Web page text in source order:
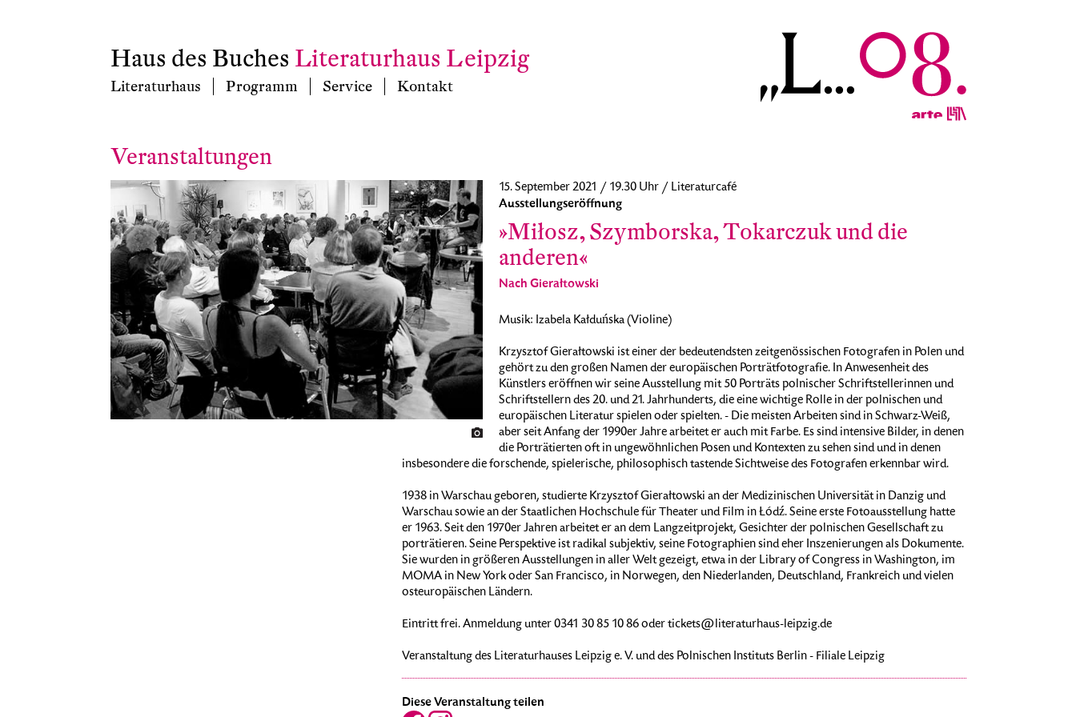
Haus des Buches Literaturhaus Leipzig
Literaturhaus Programm Service Kontakt
Veranstaltungen
15. September 2021 / 19.30 Uhr / Literaturcafé
Ausstellungseröffnung
»Miłosz, Szymborska, Tokarczuk und die
anderen«
Nach Gierałtowski
Musik: Izabela Kałduńska (Violine)
Krzysztof Gierałtowski ist einer der bedeutendsten zeitgenössischen Fotografen in Polen und
gehört zu den großen Namen der europäischen Porträtfotografie. In Anwesenheit des
Künstlers eröffnen wir seine Ausstellung mit 50 Porträts polnischer Schriftstellerinnen und
Schriftstellern des 20. und 21. Jahrhunderts, die eine wichtige Rolle in der polnischen und
europäischen Literatur spielen oder spielten. - Die meisten Arbeiten sind in Schwarz-Weiß,
aber seit Anfang der 1990er Jahre arbeitet er auch mit Farbe. Es sind intensive Bilder, in denen
die Porträtierten oft in ungewöhnlichen Posen und Kontexten zu sehen sind und in denen
insbesondere die forschende, spielerische, philosophisch tastende Sichtweise des Fotografen erkennbar wird.
1938 in Warschau geboren, studierte Krzysztof Gierałtowski an der Medizinischen Universität in Danzig und
Warschau sowie an der Staatlichen Hochschule für Theater und Film in Łódź. Seine erste Fotoausstellung hatte
er 1963. Seit den 1970er Jahren arbeitet er an dem Langzeitprojekt, Gesichter der polnischen Gesellschaft zu
porträtieren. Seine Perspektive ist radikal subjektiv, seine Fotographien sind eher Inszenierungen als Dokumente.
Sie wurden in größeren Ausstellungen in aller Welt gezeigt, etwa in der Library of Congress in Washington, im
MOMA in New York oder San Francisco, in Norwegen, den Niederlanden, Deutschland, Frankreich und vielen
osteuropäischen Ländern.
Eintritt frei. Anmeldung unter 0341 30 85 10 86 oder tickets@literaturhaus-leipzig.de
Veranstaltung des Literaturhauses Leipzig e. V. und des Polnischen Instituts Berlin - Filiale Leipzig
Diese Veranstaltung teilen